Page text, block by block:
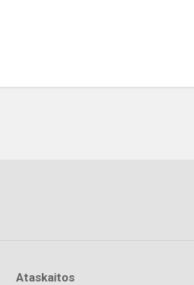
Ataskaitos